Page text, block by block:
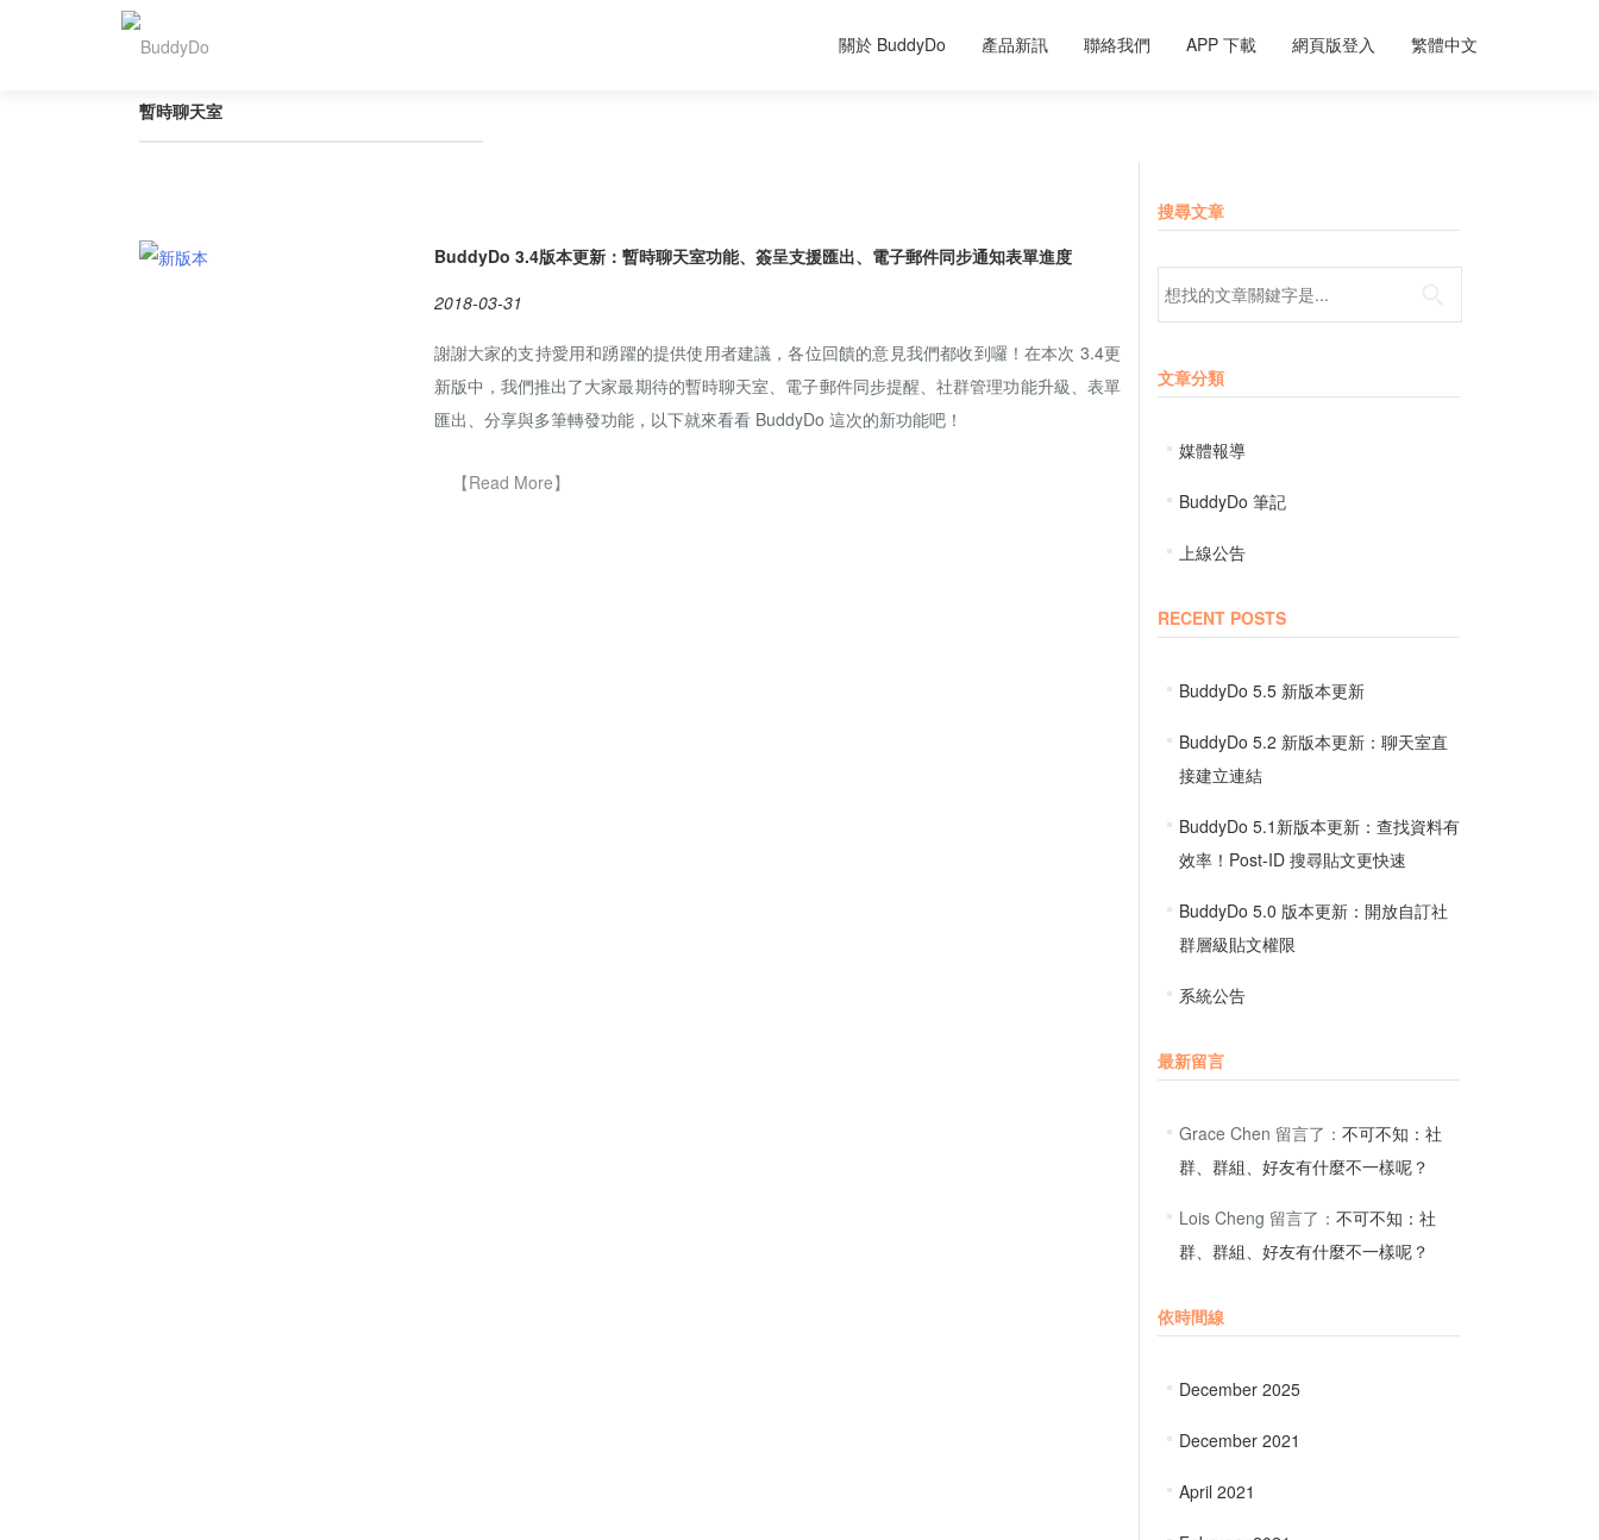
關於 BuddyDo 產品新訊 聯絡我們 APP 下載 網頁版登入 繁體中文
暫時聊天室
BuddyDo 3.4版本更新：暫時聊天室功能、簽呈支援匯出、電子郵件同步通知表單進度
2018-03-31
謝謝大家的支持愛用和踴躍的提供使用者建議，各位回饋的意見我們都收到囉！在本次 3.4更
新版中，我們推出了大家最期待的暫時聊天室、電子郵件同步提醒、社群管理功能升級、表單
匯出、分享與多筆轉發功能，以下就來看看 BuddyDo 這次的新功能吧！
搜尋文章
Search for:
文章分類
媒體報導
BuddyDo 筆記
上線公告
RECENT POSTS
BuddyDo 5.5 新版本更新
BuddyDo 5.2 新版本更新：聊天室直
接建立連結
BuddyDo 5.1新版本更新：查找資料有
效率！Post-ID 搜尋貼文更快速
BuddyDo 5.0 版本更新：開放自訂社
群層級貼文權限
系統公告
最新留言
Grace Chen 留言了： 不可不知：社
群、群組、好友有什麼不一樣呢？
Lois Cheng 留言了： 不可不知：社
群、群組、好友有什麼不一樣呢？
依時間線
December 2025
December 2021
April 2021